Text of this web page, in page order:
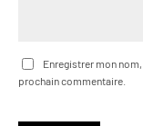
Enregistrer mon
prochain commentaire.